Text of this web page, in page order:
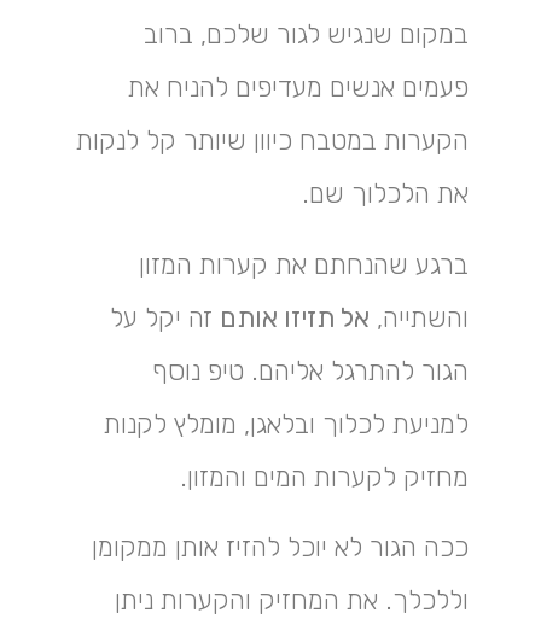
במקום שנגיש לגור שלכם, ברוב
פעמים אנשים מעדיפים להניח את
הקערות במטבח כיוון שיותר קל לנקות
את הלכלוך שם.
ברגע שהנחתם את קערות המזון
והשתייה, אל תזיזו אותם זה יקל על
הגור להתרגל אליהם. טיפ נוסף
למניעת לכלוך ובלאגן, מומלץ לקנות
מחזיק לקערות המים והמזון.
ככה הגור לא יוכל להזיז אותן ממקומן
וללכלך. את המחזיק והקערות ניתן